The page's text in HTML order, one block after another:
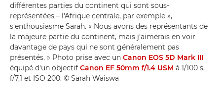
différentes parties du continent qui sont sous-
représentées – l'Afrique centrale, par exemple »,
s'enthousiasme Sarah. « Nous avons des représentants de
la majeure partie du continent, mais j'aimerais en voir
davantage de pays qui ne sont généralement pas
présentés. » Photo prise avec un Canon EOS 5D Mark III
équipé d'un objectif Canon EF 50mm f/1.4 USM à 1/100 s,
f/7,1 et ISO 200. © Sarah Waiswa